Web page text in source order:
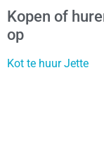
Kopen of
op
Kot te huur Jette